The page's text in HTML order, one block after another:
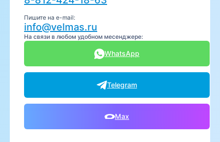
Пишите на e-mail:
info@velmas.ru
На связи в любом удобном месенджере:
WhatsApp
Telegram
Max